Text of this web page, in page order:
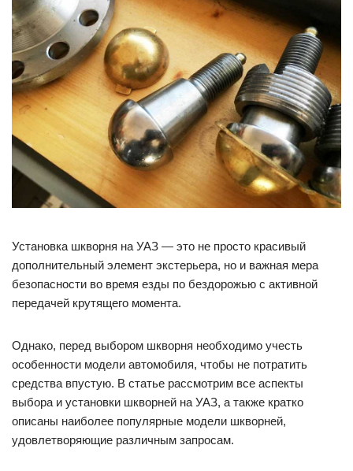
Установка шкворня на УАЗ — это не просто красивый
дополнительный элемент экстерьера, но и важная мера
безопасности во время езды по бездорожью с активной
передачей крутящего момента.
Однако, перед выбором шкворня необходимо учесть
особенности модели автомобиля, чтобы не потратить
средства впустую. В статье рассмотрим все аспекты
выбора и установки шкворней на УАЗ, а также кратко
описаны наиболее популярные модели шкворней,
удовлетворяющие различным запросам.